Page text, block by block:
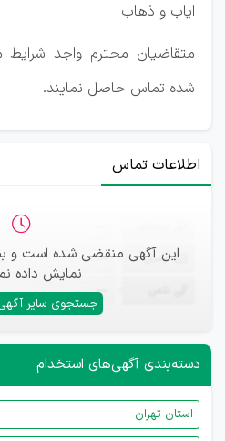
ایاب و ذهاب
متقاضیان محترم واجد شرایط
شده تماس حاصل نمایند.
اطلاعات تماس
این آگهی منقضی شده است و
نمایش داده
جستجوی سایر
ایمیل —
—
دسته‌بندی آگهی‌های استخدام
استان تهران